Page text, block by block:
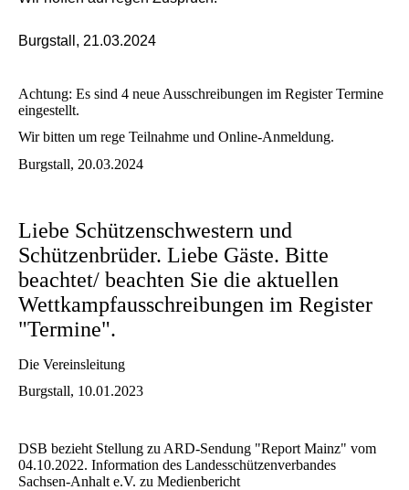
Burgstall, 21.03.2024
Achtung: Es sind 4 neue Ausschreibungen im Register Termine
eingestellt.
Wir bitten um rege Teilnahme und Online-Anmeldung.
Burgstall, 20.03.2024
Liebe Schützenschwestern und
Schützenbrüder. Liebe Gäste. Bitte
beachtet/ beachten Sie die aktuellen
Wettkampfausschreibungen im Register
"Termine".
Die Vereinsleitung
Burgstall, 10.01.2023
DSB bezieht Stellung zu ARD-Sendung "Report Mainz" vom
04.10.2022. Information des Landesschützenverbandes
Sachsen-Anhalt e.V. zu Medienbericht